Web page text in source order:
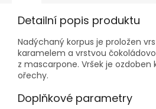
Detailní popis produktu
Nadýchaný korpus je proložen
karamelem a vrstvou
z mascarpone. Vršek je
ořechy.
Doplňkové parametry